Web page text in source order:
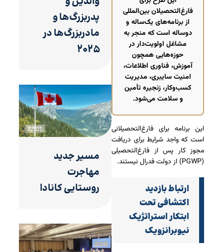
فارغ‌التحصیلان بین‌المللی
از برنامه‌های یک‌ساله و
دوساله است که منجر به
مشاغل اولویت‌دار در
حوزه‌هایی همچون
آموزش، فناوری اطلاعات،
امنیت سایبری، مدیریت
کسب‌وکار، زنجیره تأمین
و سلامت می‌شود.
این برنامه برای فارغ‌التحصیلانی
است که واجد شرایط برای دریافت
مجوز کار پس از فارغ‌التحصیلی
(PGWP) از دولت فدرال نیستند.
ارتباط بازدید
اکتشافی تحت
ابتکار استراتژیک
نیوبرانزویک
پدربزرگ‌ها و
مادربزرگ‌ها در
۲۰۲۵
مسیر جدید
مهاجرت
روستایی کانادا